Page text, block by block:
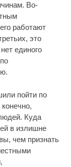
Во-
работают
это
единого
пойти по
Куда
в излишне
чем признать